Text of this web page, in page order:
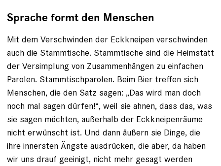
Sprache formt den Menschen
Mit dem Verschwinden der Eckkneipen verschwinden
auch die Stammtische. Stammtische sind die Heimstatt
der Versimplung von Zusammenhängen zu einfachen
Parolen. Stammtischparolen. Beim Bier treffen sich
Menschen, die den Satz sagen: „Das wird man doch
noch mal sagen dürfen!“, weil sie ahnen, dass das, was
sie sagen möchten, außerhalb der Eckkneipen­räume
nicht erwünscht ist. Und dann äußern sie Dinge, die
ihre innersten Ängs­te ausdrücken, die aber, da haben
wir uns drauf geeinigt, nicht mehr gesagt werden